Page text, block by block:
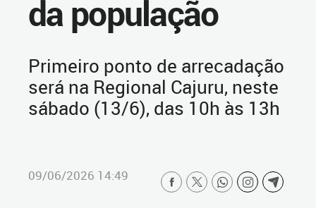
da população
Primeiro ponto de arrecadação
será na Regional Cajuru, neste
sábado (13/6), das 10h às 13h
09/06/2026 14:49